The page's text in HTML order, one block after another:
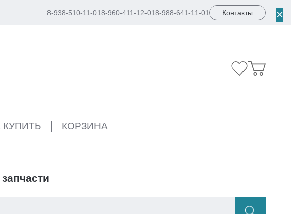
8-938-510-11-018-960-411-12-018-988-641-11-01 Контакты
КУПИТЬ КОРЗИНА
×